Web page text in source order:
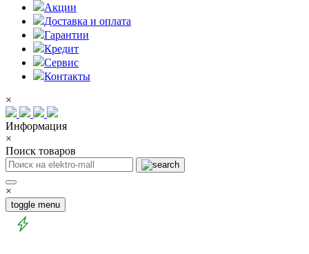
Акции
Доставка и оплата
Гарантии
Кредит
Сервис
Контакты
×
Информация
×
Поиск товаров
×
toggle menu